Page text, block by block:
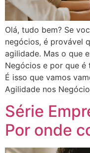
Olá, tudo bem? Se
negócios, é provável
agilidade. Mas o que
Negócios e por que
É isso que vamos
Agilidade nos
Série
Por onde